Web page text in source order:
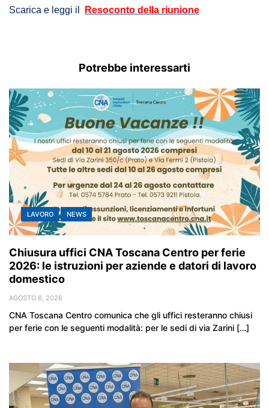
Scarica e leggi il
Resoconto della riunione
Potrebbe interessarti
LAVORO NEWS
Chiusura uffici CNA Toscana Centro per ferie
2026: le istruzioni per aziende e datori di lavoro
domestico
AGOSTO 6, 2026
CNA Toscana Centro comunica che gli uffici resteranno chiusi
per ferie con le seguenti modalità: per le sedi di via Zarini […]